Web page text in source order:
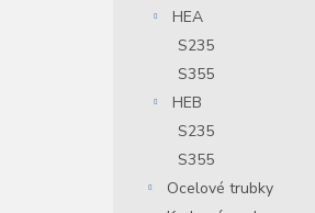
HEA
S235
S355
HEB
S235
S355
Ocelové trubky